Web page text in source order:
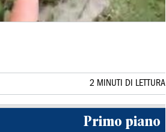
2 MINUTI DI LETTURA
Primo piano